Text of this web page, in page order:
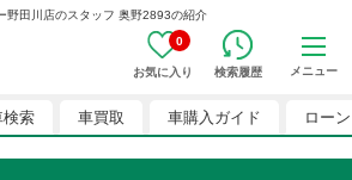
野田川店のスタッフ 奥野2893の紹介
0
お気に入り 検索履歴 メニュー
検索 車買取 車購入ガイド ローン